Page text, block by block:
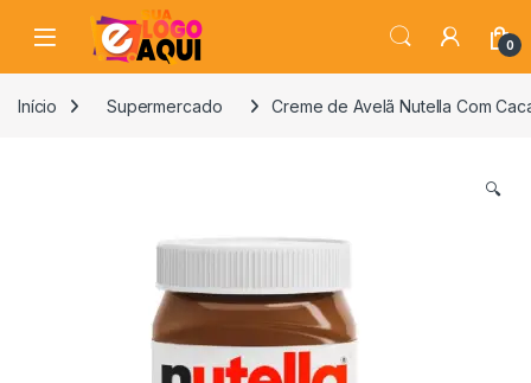
Skip to navigation
Skip to content
0
Início Supermercado Creme de Avelã Nutella Com
🔍